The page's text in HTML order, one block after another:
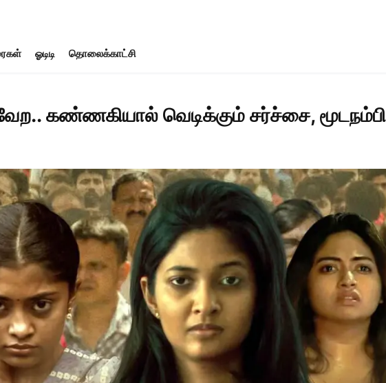
ஓடிடி தொலைக்காட்சி
கண்ணகியால் வெடிக்கும் சர்ச்சை,